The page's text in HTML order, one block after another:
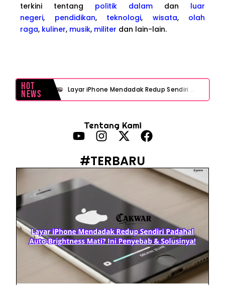
terkini tentang politik dalam dan luar
negeri, pendidikan, teknologi, wisata, olah
raga, kuliner, musik, militer dan lain-lain.
Hot
News Layar iPhone Mendadak Redup Sendiri Padahal Auto-Brightness Mati? Ini Penyebab & Solusinya!
Prabowo Sebut ‘Londo Ireng’, Ray Rangkuti Desak DPR Bersikap, Ini Ulasan Politiknya
MAKI Soroti Penahanan Eks Jampidsus Febrie Adriansyah Tanpa Rompi Pink
Babak Baru Kasus Febrie Adriansyah, Rencana Praperadilan Penyitaan Emas dan Uang Tunai Jadi Sorotan
Baterai Apple Watch Cepat Boros? Ini Penyebab dan Cara Mengatasinya
HP Huawei Cepat Panas? Ini Penyebab Utama dan Cara Mengatasinya
Tentang Kami
#TERBARU